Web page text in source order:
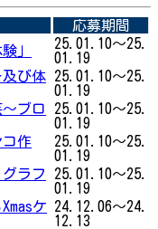
応募期間
」
25.01.10～25.
01.19
び体
25.01.10～25.
01.19
ブロ
25.01.10～25.
01.19
コ作
25.01.10～25.
01.19
ラフ
25.01.10～25.
01.19
ケ
24.12.06～24.
12.13